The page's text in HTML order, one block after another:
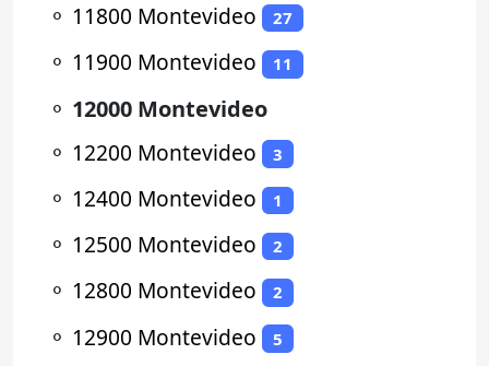
⚬ 11800 Montevideo 27
⚬ 11900 Montevideo 11
⚬ 12000 Montevideo
⚬ 12200 Montevideo 3
⚬ 12400 Montevideo 1
⚬ 12500 Montevideo 2
⚬ 12800 Montevideo 2
⚬ 12900 Montevideo 5